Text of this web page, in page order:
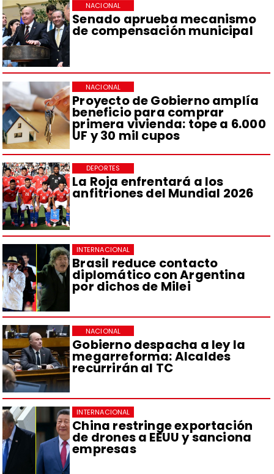
Senado aprueba mecanismo
de compensación municipal
NACIONAL
Proyecto de Gobierno amplía
beneficio para comprar
primera vivienda: tope a 6.000
UF y 30 mil cupos
NACIONAL
La Roja enfrentará a los
anfitriones del Mundial 2026
DEPORTES
Brasil reduce contacto
diplomático con Argentina
por dichos de Milei
INTERNACIONAL
Gobierno despacha a ley la
megarreforma: Alcaldes
recurrirán al TC
NACIONAL
China restringe exportación
de drones a EEUU y sanciona
empresas
INTERNACIONAL